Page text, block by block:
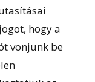
hogy a
vonjunk be